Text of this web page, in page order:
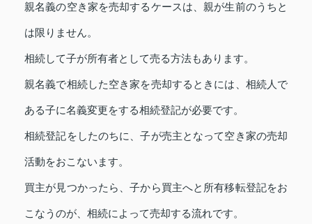
親名義の空き家を売却するケースは、親が生前のうちと
は限りません。
相続して子が所有者として売る方法もあります。
親名義で相続した空き家を売却するときには、相続人で
ある子に名義変更をする相続登記が必要です。
相続登記をしたのちに、子が売主となって空き家の売却
活動をおこないます。
買主が見つかったら、子から買主へと所有移転登記をお
こなうのが、相続によって売却する流れです。